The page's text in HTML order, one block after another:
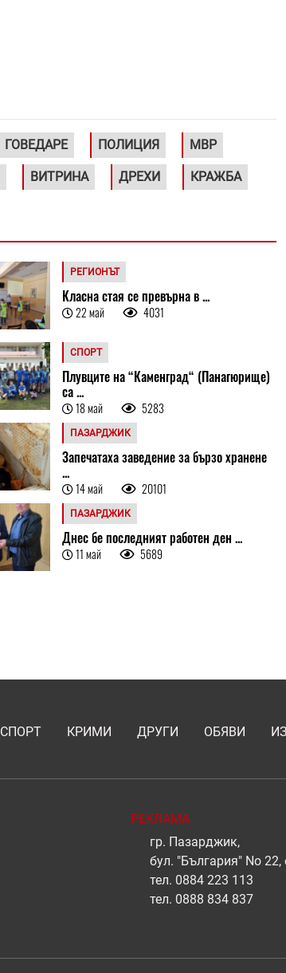
ГОВЕДАРЕ ПОЛИЦИЯ МВР
ВИТРИНА ДРЕХИ КРАЖБА
РЕГИОНЪТ
Класна стая се превърна в ...
22 май 4031
СПОРТ
Плувците на “Каменград“ (Панагюрище)
са ...
18 май 5283
ПАЗАРДЖИК
Запечатаха заведение за бързо хранене
...
14 май 20101
ПАЗАРДЖИК
Днес бе последният работен ден ...
11 май 5689
СПОРТ КРИМИ ДРУГИ ОБЯВИ
РЕКЛАМА
гр. Пазарджик,
бул. "България" No 22,
тел. 0884 223 113
тел. 0888 834 837